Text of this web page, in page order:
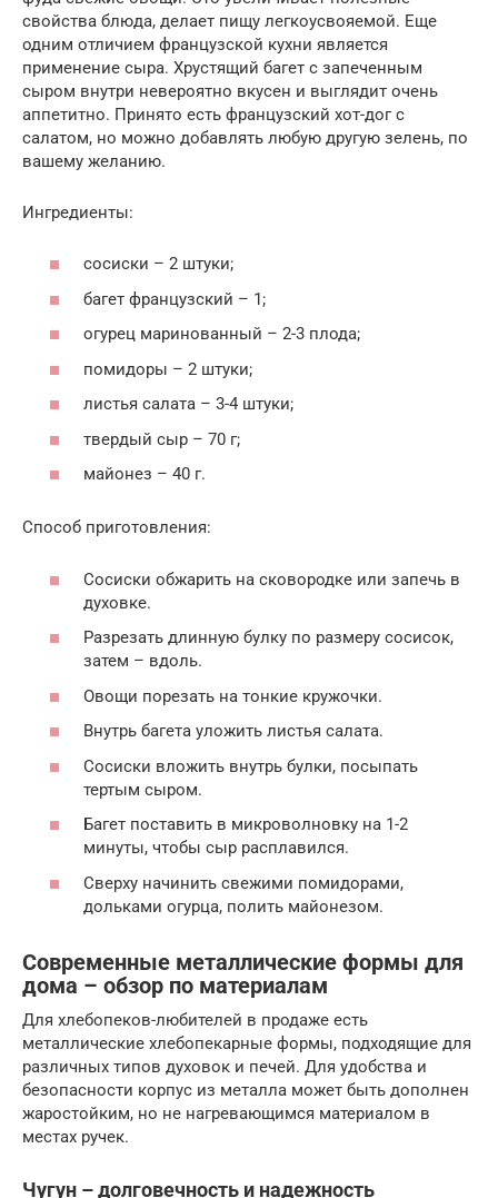
свойства блюда, делает пищу легкоусвояемой. Еще
одним отличием французской кухни является
применение сыра. Хрустящий багет с запеченным
сыром внутри невероятно вкусен и выглядит очень
аппетитно. Принято есть французский хот-дог с
салатом, но можно добавлять любую другую зелень, по
вашему желанию.
Ингредиенты:
сосиски – 2 штуки;
багет французский – 1;
огурец маринованный – 2-3 плода;
помидоры – 2 штуки;
листья салата – 3-4 штуки;
твердый сыр – 70 г;
майонез – 40 г.
Способ приготовления:
Сосиски обжарить на сковородке или запечь в
духовке.
Разрезать длинную булку по размеру сосисок,
затем – вдоль.
Овощи порезать на тонкие кружочки.
Внутрь багета уложить листья салата.
Сосиски вложить внутрь булки, посыпать
тертым сыром.
Багет поставить в микроволновку на 1-2
минуты, чтобы сыр расплавился.
Сверху начинить свежими помидорами,
дольками огурца, полить майонезом.
Современные металлические формы для
дома – обзор по материалам
Для хлебопеков-любителей в продаже есть
металлические хлебопекарные формы, подходящие для
различных типов духовок и печей. Для удобства и
безопасности корпус из металла может быть дополнен
жаростойким, но не нагревающимся материалом в
местах ручек.
Чугун – долговечность и надежность